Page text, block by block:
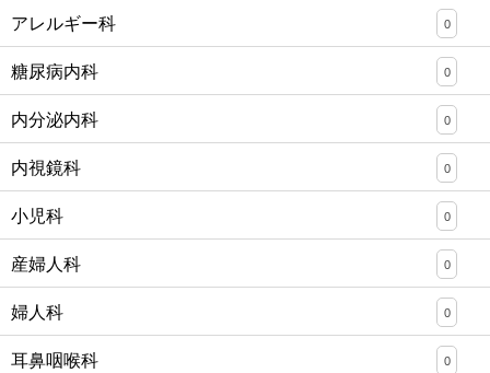
アレルギー科 0
糖尿病内科 0
内分泌内科 0
内視鏡科 0
小児科 0
産婦人科 0
婦人科 0
耳鼻咽喉科 0